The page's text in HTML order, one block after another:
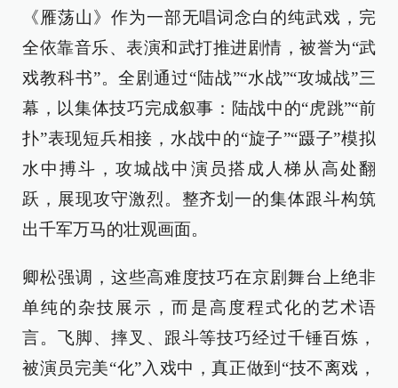
《雁荡山》作为一部无唱词念白的纯武戏，完
全依靠音乐、表演和武打推进剧情，被誉为“武
戏教科书”。全剧通过“陆战”“水战”“攻城战”三
幕，以集体技巧完成叙事：陆战中的“虎跳”“前
扑”表现短兵相接，水战中的“旋子”“蹑子”模拟
水中搏斗，攻城战中演员搭成人梯从高处翻
跃，展现攻守激烈。整齐划一的集体跟斗构筑
出千军万马的壮观画面。
卿松强调，这些高难度技巧在京剧舞台上绝非
单纯的杂技展示，而是高度程式化的艺术语
言。飞脚、摔叉、跟斗等技巧经过千锤百炼，
被演员完美“化”入戏中，真正做到“技不离戏，